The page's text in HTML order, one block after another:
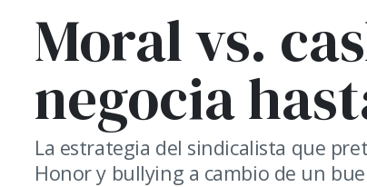
Moral vs.
negocia
La estrategia del sindicalista que
Honor y bullying a cambio de un